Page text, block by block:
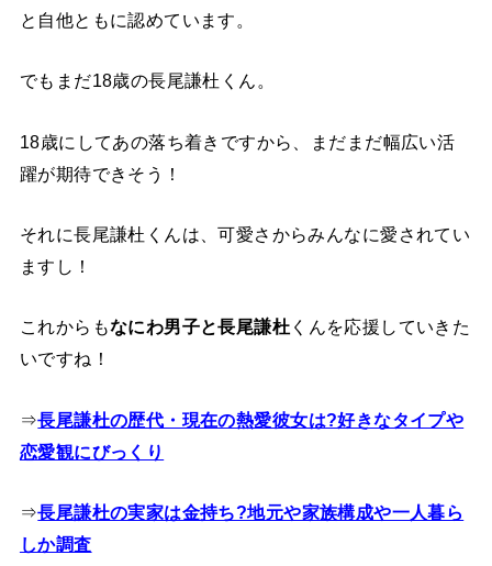
と自他ともに認めています。
でもまだ18歳の長尾謙杜くん。
18歳にしてあの落ち着きですから、まだまだ幅広い活
躍が期待できそう！
それに長尾謙杜くんは、可愛さからみんなに愛されてい
ますし！
これからもなにわ男子と長尾謙杜 くんを応援していきた
いですね！
⇒長尾謙杜の歴代・現在の熱愛彼女は?好きなタイプや
恋愛観にびっくり
⇒長尾謙杜の実家は金持ち?地元や家族構成や一人暮ら
しか調査